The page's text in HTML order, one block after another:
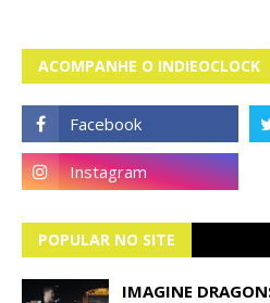
ACOMPANHE O INDIEOCLOCK
POPULAR NO SITE
IMAGINE